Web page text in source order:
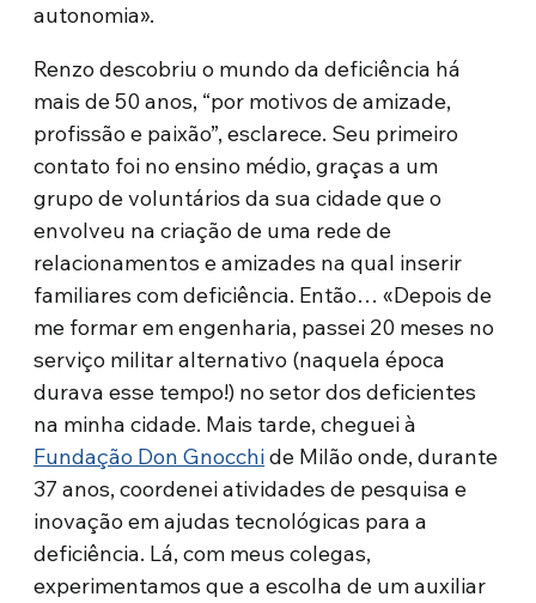
autonomia».
Renzo descobriu o mundo da deficiência há
mais de 50 anos, “por motivos de amizade,
profissão e paixão”, esclarece. Seu primeiro
contato foi no ensino médio, graças a um
grupo de voluntários da sua cidade que o
envolveu na criação de uma rede de
relacionamentos e amizades na qual inserir
familiares com deficiência. Então… «Depois de
me formar em engenharia, passei 20 meses no
serviço militar alternativo (naquela época
durava esse tempo!) no setor dos deficientes
na minha cidade. Mais tarde, cheguei à
Fundação Don Gnocchide Milão onde, durante
37 anos, coordenei atividades de pesquisa e
inovação em ajudas tecnológicas para a
deficiência. Lá, com meus colegas,
experimentamos que a escolha de um auxiliar